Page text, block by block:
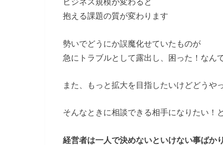
抱える課題の質が変わります
勢いでどうにか誤魔化せていたものが
急にトラブルとして露出し、困った！なん
また、もっと拡大を目指したいけどどうや
そんなときに相談できる相手になりたい！
経営者は一人で決めないといけない事ばか